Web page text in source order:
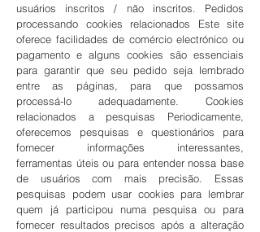
usuários inscritos / não inscritos. Pedidos
processando cookies relacionados Este site
oferece facilidades de comércio electrónico ou
pagamento e alguns cookies são essenciais
para garantir que seu pedido seja lembrado
entre as páginas, para que possamos
processá-lo adequadamente. Cookies
relacionados a pesquisas Periodicamente,
oferecemos pesquisas e questionários para
fornecer informações interessantes,
ferramentas úteis ou para entender nossa base
de usuários com mais precisão. Essas
pesquisas podem usar cookies para lembrar
quem já participou numa pesquisa ou para
fornecer resultados precisos após a alteração